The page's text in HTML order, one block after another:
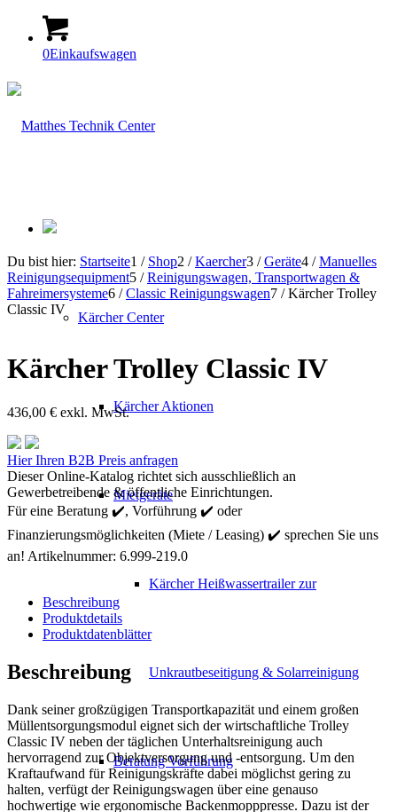
0Einkaufswagen
Kärcher Center
Kärcher Aktionen
Mietgeräte
Kärcher Heißwassertrailer zur
Unkrautbeseitigung & Solarreinigung
Beratung Vorführung
Du bist hier: Startseite1 / Shop2 / Kaercher3 / Geräte4 / Manuelles
Reinigungsequipment5 / Reinigungswagen, Transportwagen &
Fahreimersysteme6 / Classic Reinigungswagen7 / Kärcher Trolley
Classic IV
Kärcher Trolley Classic IV
436,00 € exkl. MwSt.
Kärcher
Trolley
Classic
IV
Hier Ihren B2B Preis anfragen
Dieser Online-Katalog richtet sich ausschließlich an
Gewerbetreibende & öffentliche Einrichtungen.
Für eine Beratung ✔️, Vorführung ✔️ oder
Finanzierungsmöglichkeiten (Miete / Leasing) ✔️ sprechen Sie uns
an! Artikelnummer: 6.999-219.0
Beschreibung
Produktdetails
Produktdatenblätter
Beschreibung
Dank seiner großzügigen Transportkapazität und einem großen
Müllentsorgungsmodul eignet sich der wirtschaftliche Trolley
Classic IV neben der täglichen Unterhaltsreinigung auch
hervorragend zur Objektversorgung und -entsorgung. Um den
Kraftaufwand für Reinigungskräfte dabei möglichst gering zu
halten, verfügt der Reinigungswagen über eine genauso
hochwertige wie ergonomische Backenmopppresse. Dazu ist der